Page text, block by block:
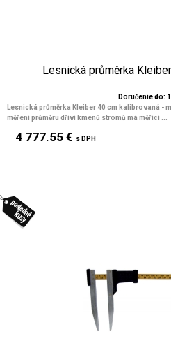
Lesnická průměrka
Doručenie do:
Lesnická průměrka Kleiber 40 cm kalibrovaná -
měření průměru dříví kmenů stromů má měřící ...
4 777.55 € s DPH